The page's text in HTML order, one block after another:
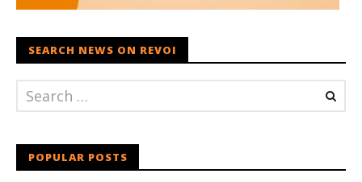
SEARCH NEWS ON REVOI
POPULAR POSTS